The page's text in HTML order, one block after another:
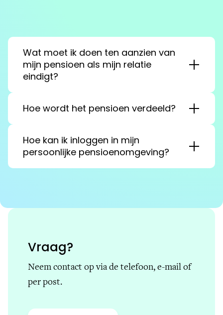
Wat moet ik doen ten aanzien van
mijn pensioen als mijn relatie
eindigt?
Hoe wordt het pensioen verdeeld?
Hoe kan ik inloggen in mijn
persoonlijke pensioenomgeving?
Vraag?
Neem contact op via de telefoon, e-mail of
per post.